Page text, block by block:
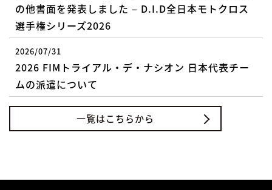
の他書面を発表しました – D.I.D全日本モトクロス
選手権シリーズ2026
2026/07/31
2026 FIMトライアル・デ・ナシオン 日本代表チー
ムの派遣について
一覧はこちらから